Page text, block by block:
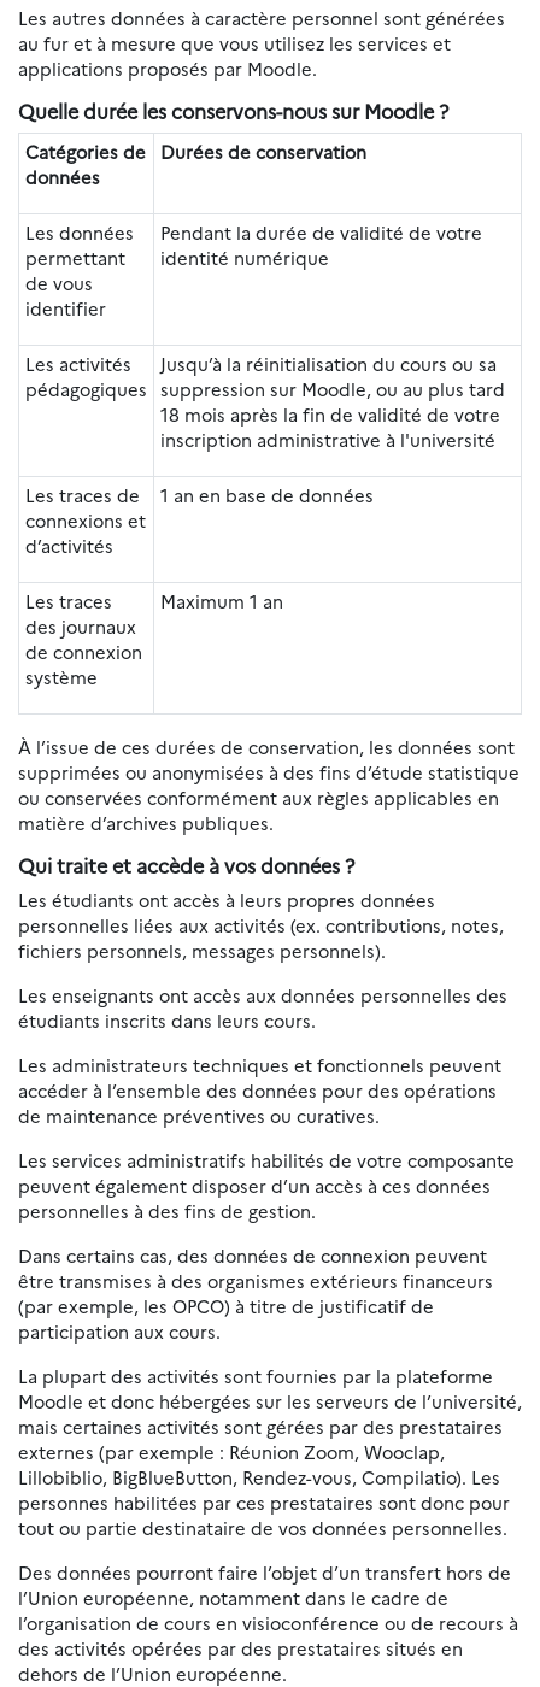
Les autres données à caractère personnel sont générées
au fur et à mesure que vous utilisez les services et
applications proposés par Moodle.
Quelle durée les conservons-nous sur Moodle ?
Catégories de
données
Durées de conservation
Les données
permettant
de vous
identifier
Pendant la durée de validité de votre
identité numérique
Les activités
pédagogiques
Jusqu’à la réinitialisation du cours ou sa
suppression sur Moodle, ou au plus tard
18 mois après la fin de validité de votre
inscription administrative à l'université
Les traces de
connexions et
d’activités
1 an en base de données
Les traces
des journaux
de connexion
système
Maximum 1 an
À l’issue de ces durées de conservation, les données sont
supprimées ou anonymisées à des fins d’étude statistique
ou conservées conformément aux règles applicables en
matière d’archives publiques.
Qui traite et accède à vos données ?
Les étudiants ont accès à leurs propres données
personnelles liées aux activités (ex. contributions, notes,
fichiers personnels, messages personnels).
Les enseignants ont accès aux données personnelles des
étudiants inscrits dans leurs cours.
Les administrateurs techniques et fonctionnels peuvent
accéder à l’ensemble des données pour des opérations
de maintenance préventives ou curatives.
Les services administratifs habilités de votre composante
peuvent également disposer d’un accès à ces données
personnelles à des fins de gestion.
Dans certains cas, des données de connexion peuvent
être transmises à des organismes extérieurs financeurs
(par exemple, les OPCO) à titre de justificatif de
participation aux cours.
La plupart des activités sont fournies par la plateforme
Moodle et donc hébergées sur les serveurs de l’université,
mais certaines activités sont gérées par des prestataires
externes (par exemple : Réunion Zoom, Wooclap,
Lillobiblio, BigBlueButton, Rendez-vous, Compilatio). Les
personnes habilitées par ces prestataires sont donc pour
tout ou partie destinataire de vos données personnelles.
Des données pourront faire l’objet d’un transfert hors de
l’Union européenne, notamment dans le cadre de
l’organisation de cours en visioconférence ou de recours à
des activités opérées par des prestataires situés en
dehors de l’Union européenne.